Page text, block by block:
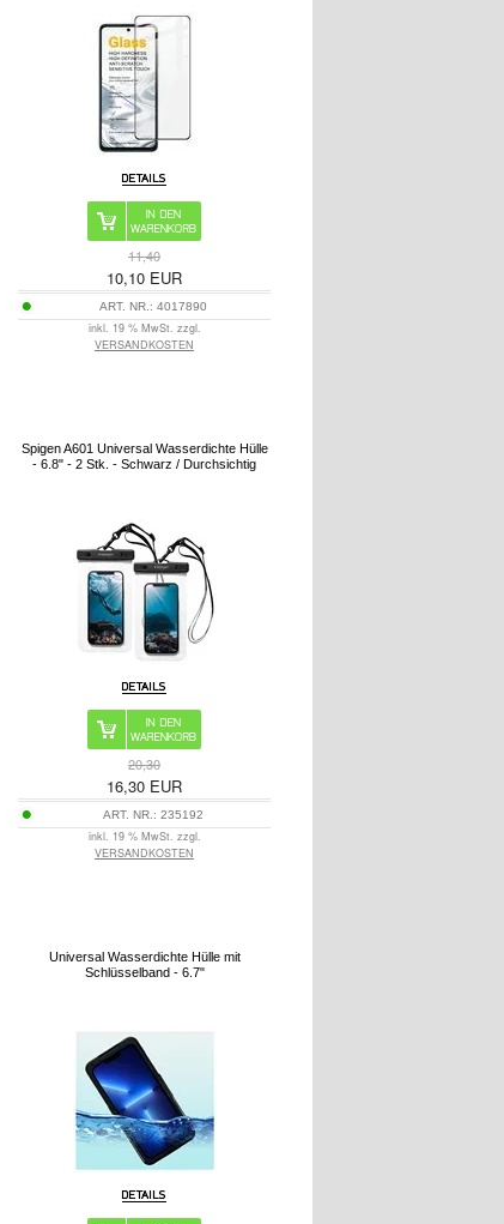
11,40
10,10 EUR
ART. NR.: 4017890
inkl. 19 % MwSt. zzgl.
VERSANDKOSTEN
Spigen A601 Universal Wasserdichte Hülle
- 6.8" - 2 Stk. - Schwarz / Durchsichtig
20,30
16,30 EUR
ART. NR.: 235192
inkl. 19 % MwSt. zzgl.
VERSANDKOSTEN
Universal Wasserdichte Hülle mit
Schlüsselband - 6.7"